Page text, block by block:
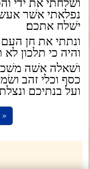
ושׁלחתי את ידי
נפלאתי אשׁר
ישׁלח אתכם׃
ונתתי את חן העם
והיה כי תלכון לא
ושׁאלה אשׁה
כסף וכלי זהב
ועל בנתיכם
»